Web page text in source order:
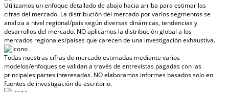
Utilizamos un enfoque detallado de abajo hacia arriba para estimar las
cifras del mercado. La distribución del mercado por varios segmentos se
analiza a nivel regional/país según diversas dinámicas, tendencias y
desarrollos del mercado. NO aplicamos la distribución global a los
mercados regionales/paísesque carecen de una investigación exhaustiva.
Todas nuestras cifras de mercado estimadas mediante varios
modelos/enfoques se validan a través de entrevistas pagadas con las
principales partes interesadas. NO elaboramos informes basados solo en
fuentes de investigación de escritorio.